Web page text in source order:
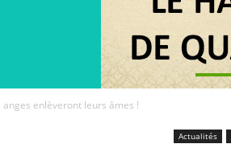
anges enlèveront leurs âmes !
Actualités